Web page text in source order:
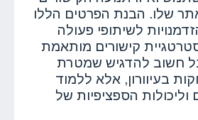
שלו. הבנת הפרטים הללו
לשיתופי פעולה
קישורים מותאמת
חשוב להדגיש שמטרת
בעיוורון, אלא ללמוד
וליכולות הספציפיות של